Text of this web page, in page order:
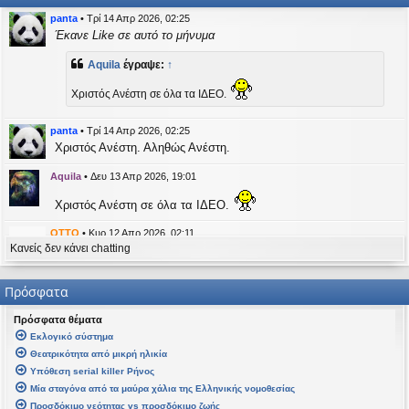
εις
η
panta • Τρί 14 Απρ 2026, 02:25
Έκανε Like σε αυτό το μήνυμα
Aquila έγραψε: ↑
Χριστός Ανέστη σε όλα τα ΙΔΕΟ.
panta • Τρί 14 Απρ 2026, 02:25
Χριστός Ανέστη. Αληθώς Ανέστη.
Aquila • Δευ 13 Απρ 2026, 19:01
Χριστός Ανέστη σε όλα τα ΙΔΕΟ.
OTTO • Κυρ 12 Απρ 2026, 02:11
likes this message
kat_womanέγραψε:↑
pantaέγραψε:↑
Καλή Μεγάλη Εβδομάδα. Καλή Ανάσταση.
Καλή Ανάσταση σε όλους!
Κανείς δεν κάνει chatting
Πρόσφατα
Πρόσφατα θέματα
Εκλογικό σύστημα
Θεατρικότητα από μικρή ηλικία
Υπόθεση serial killer Ρήνος
Μία σταγόνα από τα μαύρα χάλια της Ελληνικής νομοθεσίας
Προσδόκιμο νεότητας vs προσδόκιμο ζωής